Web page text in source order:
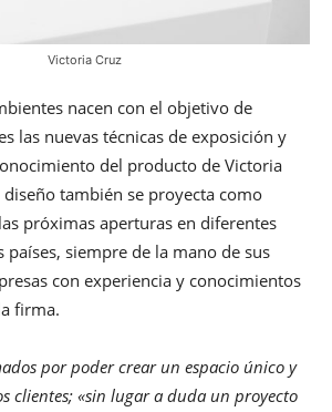
Victoria Cruz
nacen con el objetivo de
las nuevas técnicas de exposición y
del producto de Victoria
también se proyecta como
próximas aperturas en diferentes
siempre de la mano de sus
con experiencia y conocimientos
firma.
por poder crear un espacio único y
clientes; «sin lugar a duda un proyecto